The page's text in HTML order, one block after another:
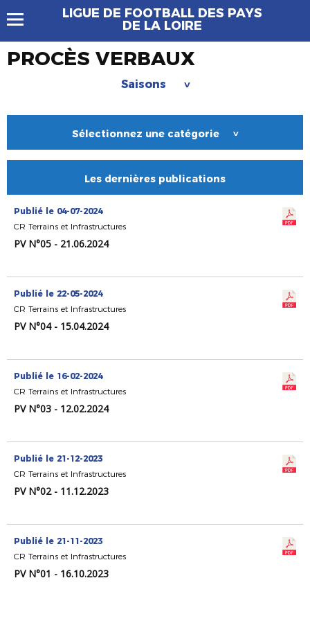
LIGUE DE FOOTBALL DES PAYS
DE LA LOIRE
PROCÈS VERBAUX
Saisons >
Sélectionnez une catégorie >
Les dernières publications
Publié le 04-07-2024
CR Terrains et Infrastructures
PV N°05 - 21.06.2024
Publié le 22-05-2024
CR Terrains et Infrastructures
PV N°04 - 15.04.2024
Publié le 16-02-2024
CR Terrains et Infrastructures
PV N°03 - 12.02.2024
Publié le 21-12-2023
CR Terrains et Infrastructures
PV N°02 - 11.12.2023
Publié le 21-11-2023
CR Terrains et Infrastructures
PV N°01 - 16.10.2023